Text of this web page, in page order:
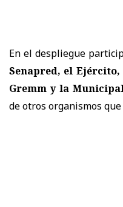
En el despliegue
Senapred, el Ejército,
Gremm y la
de otros organismos